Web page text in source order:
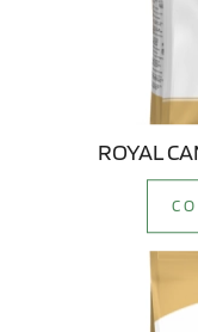
ROYAL